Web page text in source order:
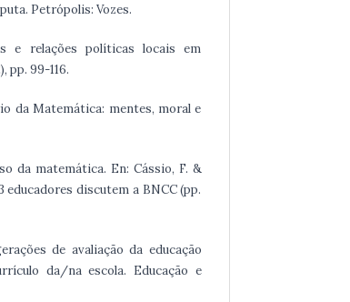
Petrópolis: Vozes.
e relações políticas locais em
pp. 99-116.
da Matemática: mentes, moral e
da matemática. En: Cássio, F. &
educadores discutem a BNCC (pp.
de avaliação da educação
da/na escola. Educação e